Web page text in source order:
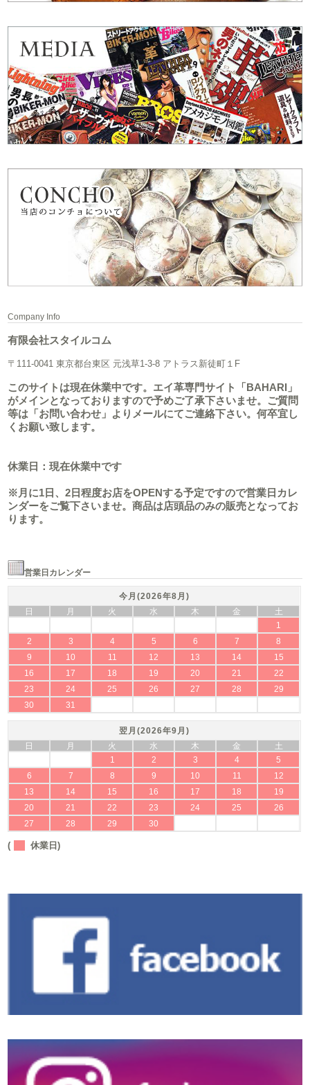
Company Info
有限会社スタイルコム
〒111-0041 東京都台東区 元浅草1-3-8 アトラス新徒町１F
このサイトは現在休業中です。エイ革専門サイト「BAHARI」
がメインとなっておりますので予めご了承下さいませ。ご質問
等は「お問い合わせ」よりメールにてご連絡下さい。何卒宜し
くお願い致します。
休業日：現在休業中です
※月に1日、2日程度お店をOPENする予定ですので営業日カレ
ンダーをご覧下さいませ。商品は店頭品のみの販売となってお
ります。
営業日カレンダー
今月(2026年8月)
日
月 火 水 木 金
土
1
2
3 4 5 6 7
8
9
10 11 12 13 14
15
16
17 18 19 20 21
22
23
24 25 26 27 28
29
30
31
翌月(2026年9月)
日
月 火 水 木 金
土
1
2 3 4
5
6
7 8 9 10 11
12
13
14 15 16 17 18
19
20
21 22 23 24 25
26
27
28 29 30
( 休業日)